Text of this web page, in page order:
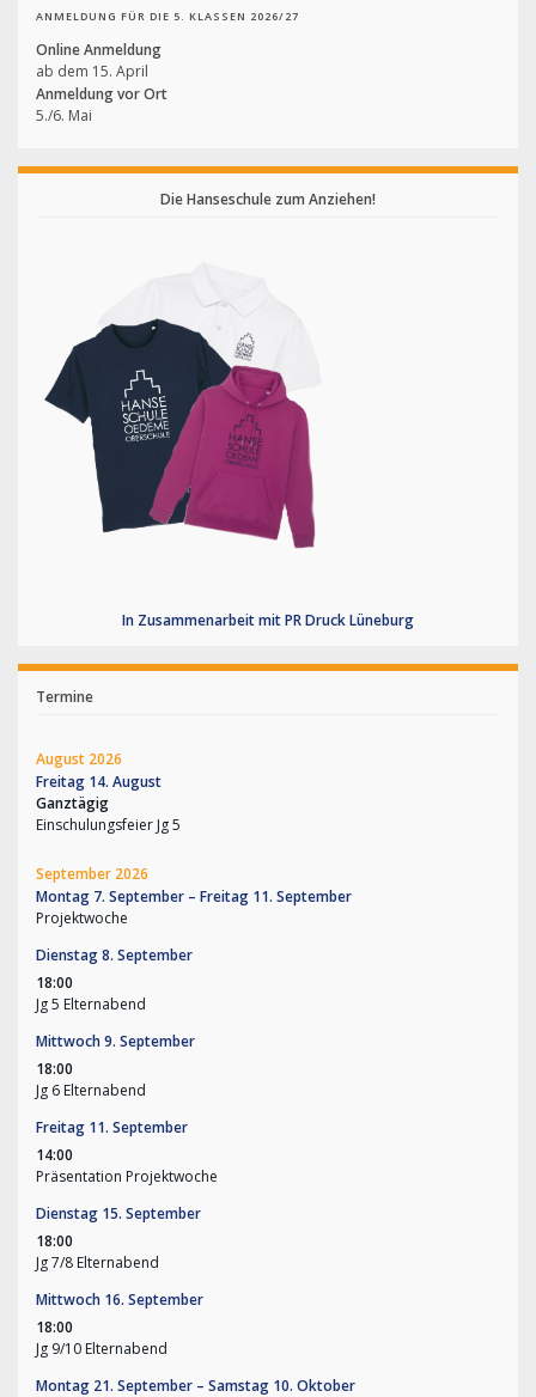
ANMELDUNG FÜR DIE 5. KLASSEN 2026/27
Online Anmeldung
ab dem 15. April
Anmeldung vor Ort
5./6. Mai
Die Hanseschule zum Anziehen!
In Zusammenarbeit mit PR Druck Lüneburg
Termine
August 2026
Freitag 14. August
Ganztägig
Einschulungsfeier Jg 5
September 2026
Montag 7. September – Freitag 11. September
Projektwoche
Dienstag8. September
18:00
Jg 5 Elternabend
Mittwoch9. September
18:00
Jg 6 Elternabend
Freitag 11. September
14:00
Präsentation Projektwoche
Dienstag 15. September
18:00
Jg 7/8 Elternabend
Mittwoch 16. September
18:00
Jg 9/10 Elternabend
Montag 21. September – Samstag 10. Oktober